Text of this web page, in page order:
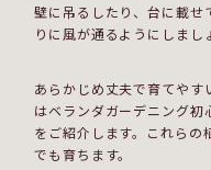
壁に吊るしたり、台に載せ
りに風が通るようにしまし
あらかじめ丈夫で育てやす
はベランダガーデニング
をご紹介します。これらの
でも育ちます。